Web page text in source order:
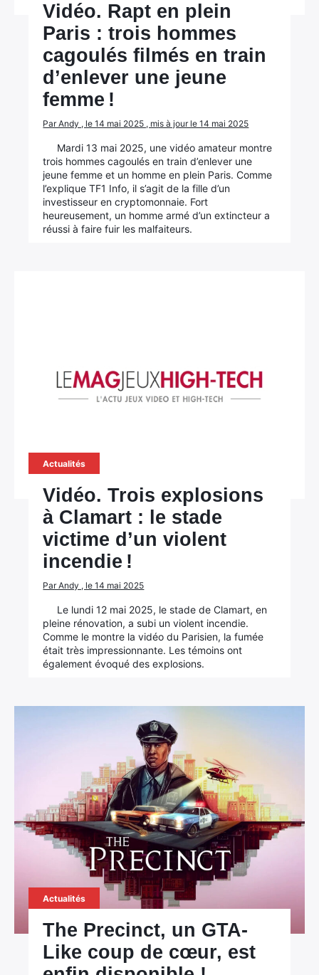
Vidéo. Rapt en plein
Paris : trois hommes
cagoulés filmés en train
d’enlever une jeune
femme !
Par Andy , le 14 mai 2025 , mis à jour le 14 mai 2025
Mardi 13 mai 2025, une vidéo amateur montre
trois hommes cagoulés en train d’enlever une
jeune femme et un homme en plein Paris. Comme
l’explique TF1 Info, il s’agit de la fille d’un
investisseur en cryptomonnaie. Fort
heureusement, un homme armé d’un extincteur a
réussi à faire fuir les malfaiteurs.
Actualités
Vidéo. Trois explosions
à Clamart : le stade
victime d’un violent
incendie !
Par Andy , le 14 mai 2025
Le lundi 12 mai 2025, le stade de Clamart, en
pleine rénovation, a subi un violent incendie.
Comme le montre la vidéo du Parisien, la fumée
était très impressionnante. Les témoins ont
également évoqué des explosions.
Actualités
The Precinct, un GTA-
Like coup de cœur, est